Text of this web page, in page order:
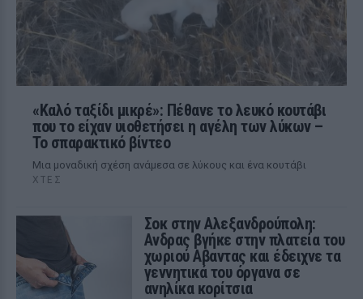
«Καλό ταξίδι μικρέ»: Πέθανε το λευκό κουτάβι
που το είχαν υιοθετήσει η αγέλη των λύκων –
Το σπαρακτικό βίντεο
Μια μοναδική σχέση ανάμεσα σε λύκους και ένα κουτάβι
ΧΤΕΣ
Σοκ στην Αλεξανδρούπολη:
Ανδρας βγήκε στην πλατεία του
χωριού Αβαντας και έδειχνε τα
γεννητικά του όργανα σε
ανηλίκα κορίτσια